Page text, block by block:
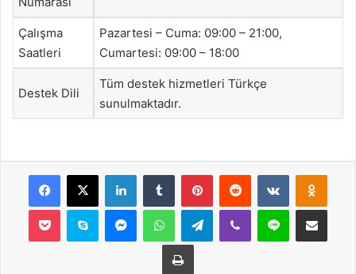
Çalışma
Saatleri
Pazartesi – Cuma: 09:00 – 21:00,
Cumartesi: 09:00 – 18:00
Destek Dili
Tüm destek hizmetleri Türkçe
sunulmaktadır.
Facebook
X LinkedInTumblr PinterestReddit VKontakte
Pocket Skype MessengerWhatsAppTelegramViber Line E-Posta ile
Yazdır